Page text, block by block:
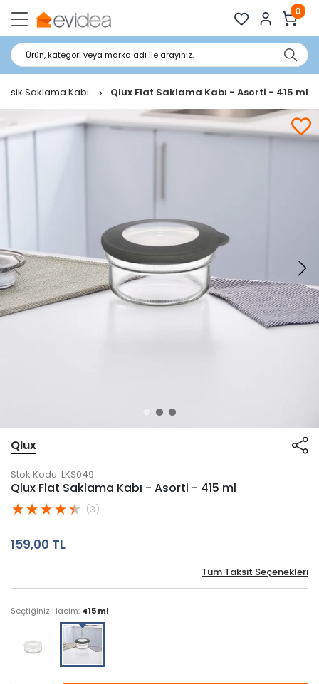
0
Ürün, kategori veya marka adı ile arayınız.
Saklama Kabı Qlux Flat Saklama Kabı - Asorti - 415 ml
Qlux
Stok Kodu: LKS049
Qlux Flat Saklama Kabı - Asorti - 415 ml
(3)
159,00 TL
Tüm Taksit Seçenekleri
Seçtiğiniz Hacim: 415 ml